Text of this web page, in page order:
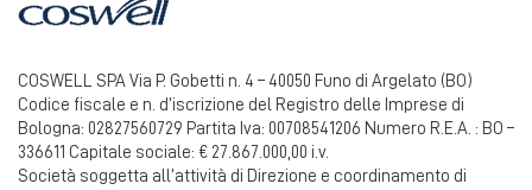
COSWELL SPA Via P. Gobetti n. 4 – 40050 Funo di Argelato (BO)
Codice fiscale e n. d’iscrizione del Registro delle Imprese di
Bologna: 02827560729 Partita Iva: 00708541206 Numero R.E.A. : BO –
336611 Capitale sociale: € 27.867.000,00 i.v.
Società soggetta all’attività di Direzione e coordinamento di